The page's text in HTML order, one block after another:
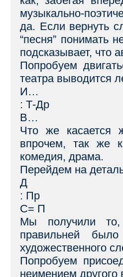
музыкально-
да. Если вернуть
“песня” понимать
подсказывает, что
Попробуем
театра выводится
И…
: Т-Др
В…
Что же касается
впрочем, так же
комедия, драма.
Перейдем на
Д
: Пр
С= П
Мы получили то,
правильней
художественного
Попробуем
неимением другого